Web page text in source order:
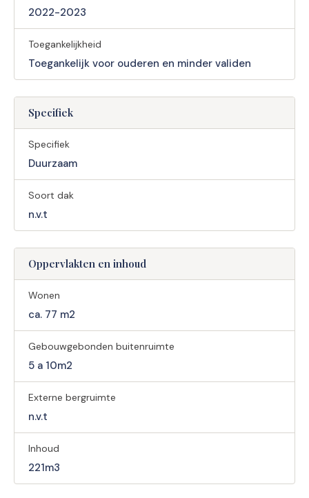
2022-2023
Toegankelijkheid
Toegankelijk voor ouderen en minder validen
Specifiek
Specifiek
Duurzaam
Soort dak
n.v.t
Oppervlakten en inhoud
Wonen
ca. 77 m2
Gebouwgebonden buitenruimte
5 a 10m2
Externe bergruimte
n.v.t
Inhoud
221m3